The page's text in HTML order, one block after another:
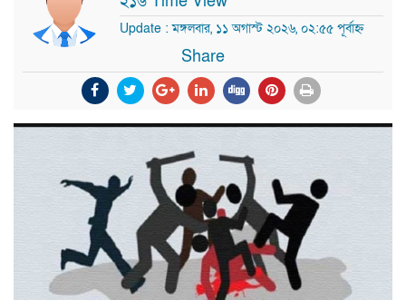
Update : মঙ্গলবার, ১১ অগাস্ট ২০২৬, ০২:৫৫ পূর্বাহ্ন
Share